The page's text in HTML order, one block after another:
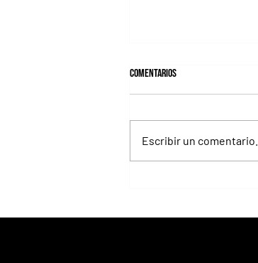
Comentarios
Escribir un comentario...